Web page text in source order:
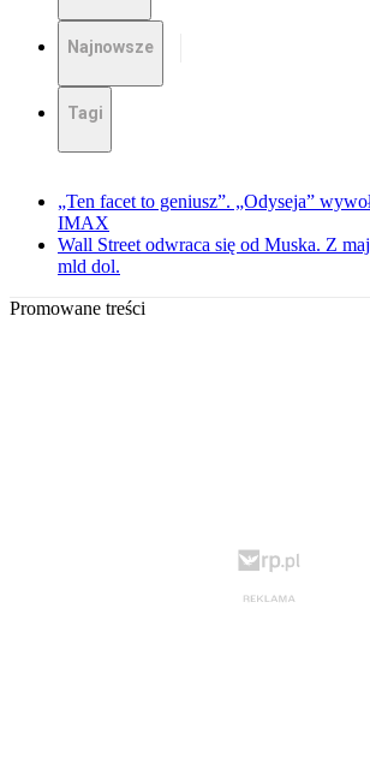
Najnowsze
Tagi
„Ten facet to geniusz”. „Odyseja”
IMAX
Wall Street odwraca się od Muska. Z
mld dol.
Promowane treści